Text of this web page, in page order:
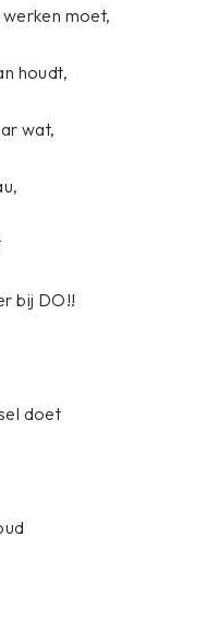
moet,
houdt,
wat,
bij DO!!
doet